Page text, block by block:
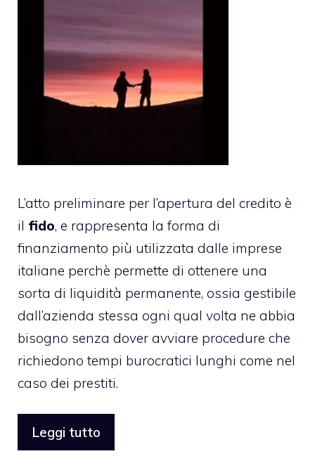
L’atto preliminare per l’apertura del credito è
il fido, e rappresenta la forma di
finanziamento più utilizzata dalle imprese
italiane perchè permette di ottenere una
sorta di liquidità permanente, ossia gestibile
dall’azienda stessa ogni qual volta ne abbia
bisogno senza dover avviare procedure che
richiedono tempi burocratici lunghi come nel
caso dei prestiti.
Leggi tutto